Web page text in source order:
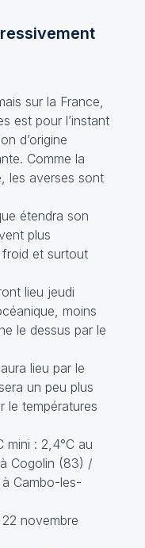
sur la France,
est pour l’instant
d’origine
Comme la
les averses sont
étendra son
plus
et surtout
lieu jeudi
moins
le dessus par le
lieu par le
un peu plus
le températures
mini : 2,4°C au
Cogolin (83) /
Cambo-les-
novembre